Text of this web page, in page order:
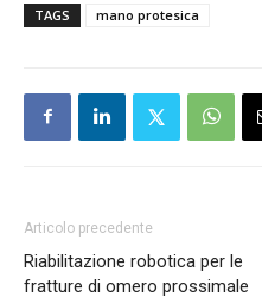
TAGS mano protesica
Articolo precedente
Riabilitazione robotica per le
fratture di omero prossimale